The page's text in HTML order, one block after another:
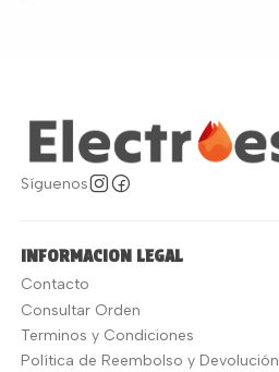
Síguenos
INFORMACION LEGAL
Contacto
Consultar Orden
Terminos y Condiciones
Política de Reembolso y Devolución